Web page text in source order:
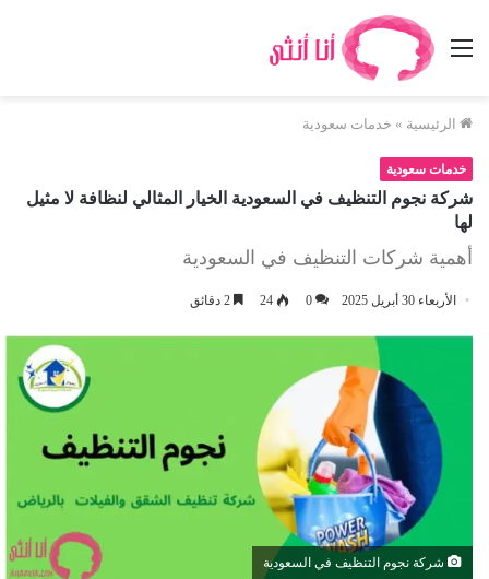
القائمة
الرئيسية » خدمات سعودية
خدمات سعودية
شركة نجوم التنظيف في السعودية الخيار المثالي لنظافة لا مثيل
لها
أهمية شركات التنظيف في السعودية
الأربعاء 30 أبريل 2025 0
24
شركة نجوم التنظيف في السعودية